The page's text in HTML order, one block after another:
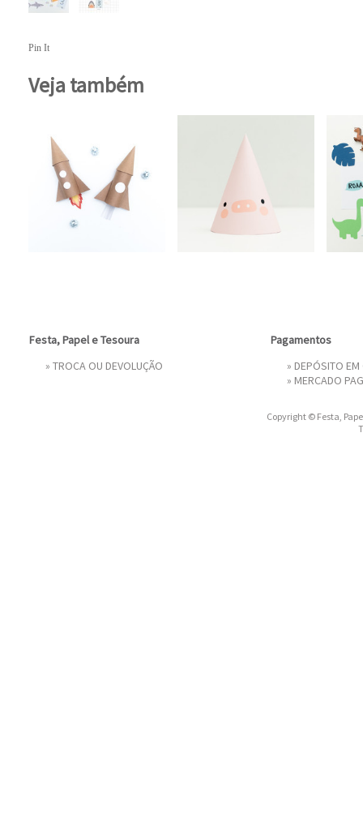
Pin It
Veja também
Festa, Papel e Tesoura
» TROCA OU DEVOLUÇÃO
Pagamentos
» DEPÓSITO EM
» MERCADO
Copyright © Festa,